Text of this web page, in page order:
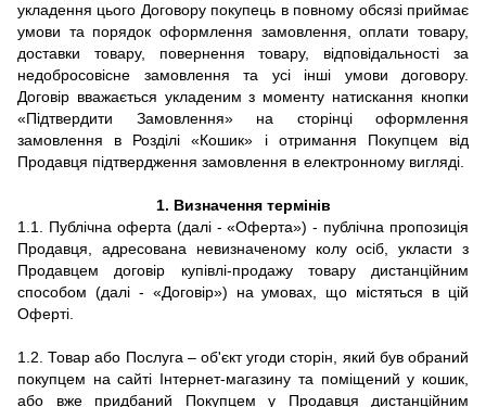
укладення цього Договору покупець в повному обсязі приймає
умови та порядок оформлення замовлення, оплати товару,
доставки товару, повернення товару, відповідальності за
недобросовісне замовлення та усі інші умови договору.
Договір вважається укладеним з моменту натискання кнопки
«Підтвердити Замовлення» на сторінці оформлення
замовлення в Розділі «Кошик» і отримання Покупцем від
Продавця підтвердження замовлення в електронному вигляді.
1. Визначення термінів
1.1.
Публічна оферта (далі - «Оферта») - публічна пропозиція
Продавця, адресована невизначеному колу осіб, укласти з
Продавцем договір купівлі-продажу товару дистанційним
способом (далі - «Договір») на умовах, що містяться в цій
Оферті.
1.2. Товар або Послуга – об'єкт угоди сторін, який був обраний
покупцем на сайті Інтернет-магазину та поміщений у кошик,
або вже придбаний Покупцем у Продавця дистанційним